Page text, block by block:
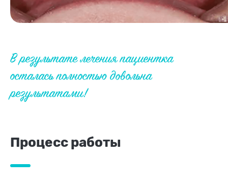
В результате лечения пациентка
осталась полностью довольна
результатами!
Процесс работы